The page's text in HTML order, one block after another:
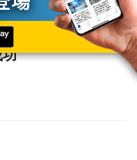
ナノワイヤ」の開発に成功
強靭な「高温超電